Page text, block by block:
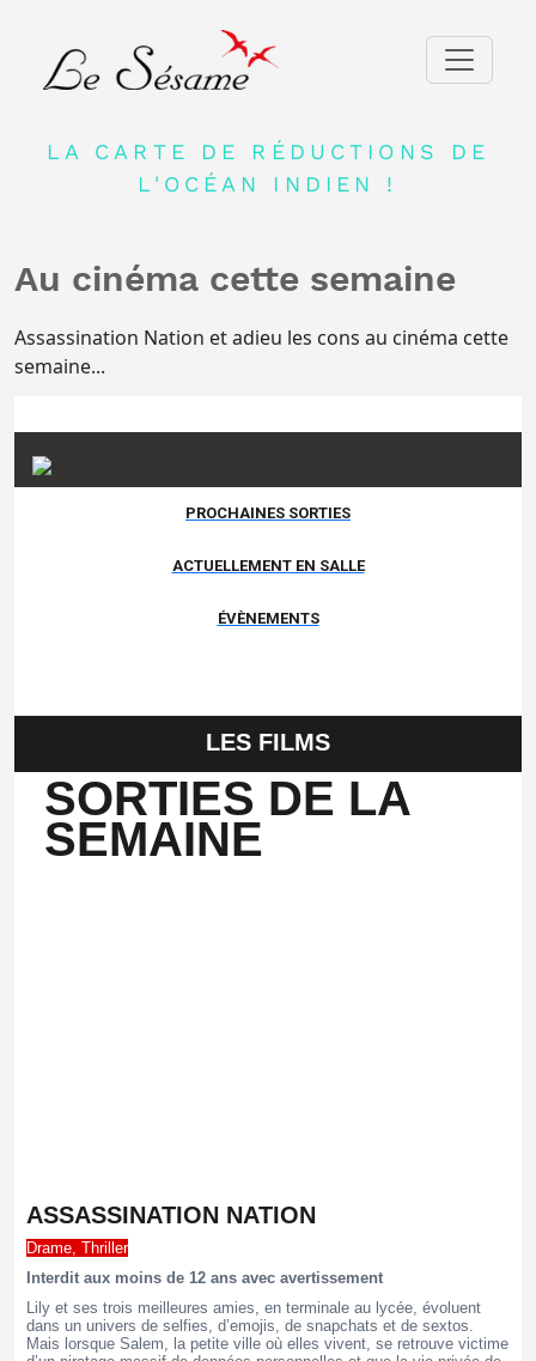
BLOG
CONTACT
LA CARTE DE RÉDUCTIONS DE
L'OCÉAN INDIEN !
Au cinéma cette semaine
Assassination Nation et adieu les cons au cinéma cette
semaine...
PROCHAINES SORTIES
ACTUELLEMENT EN SALLE
ÉVÈNEMENTS
LES FILMS
SORTIES DE LA
SEMAINE
ASSASSINATION NATION
Drame, Thriller
Interdit aux moins de 12 ans avec avertissement
Lily et ses trois meilleures amies, en terminale au lycée, évoluent
dans un univers de selfies, d’emojis, de snapchats et de sextos.
Mais lorsque Salem, la petite ville où elles vivent, se retrouve victime